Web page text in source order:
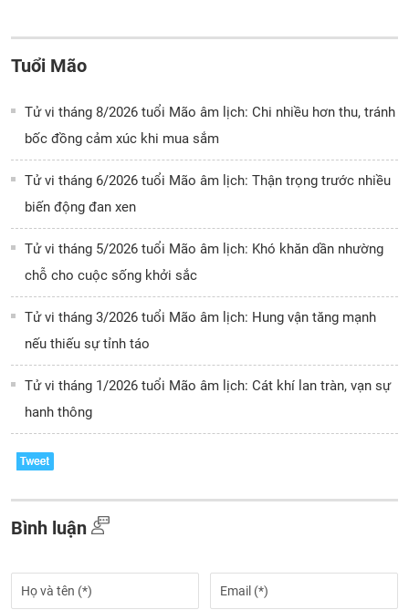
Tuổi Mão
Tử vi tháng 8/2026 tuổi Mão âm lịch: Chi nhiều hơn thu, tránh
bốc đồng cảm xúc khi mua sắm
Tử vi tháng 6/2026 tuổi Mão âm lịch: Thận trọng trước nhiều
biến động đan xen
Tử vi tháng 5/2026 tuổi Mão âm lịch: Khó khăn dần nhường
chỗ cho cuộc sống khởi sắc
Tử vi tháng 3/2026 tuổi Mão âm lịch: Hung vận tăng mạnh
nếu thiếu sự tỉnh táo
Tử vi tháng 1/2026 tuổi Mão âm lịch: Cát khí lan tràn, vạn sự
hanh thông
Bình luận